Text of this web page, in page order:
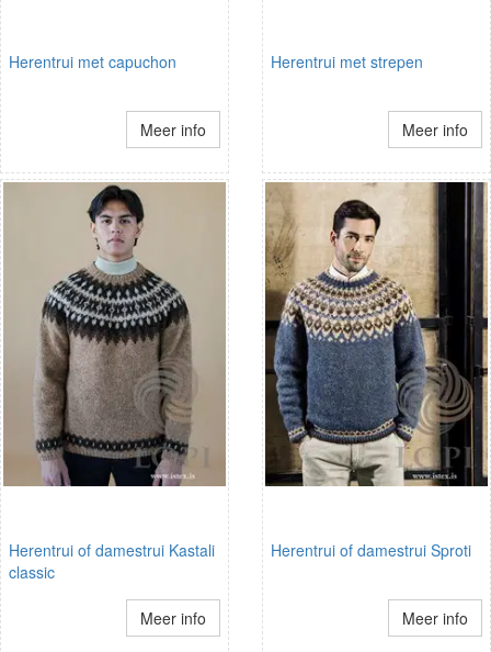
Herentrui met capuchon
Meer info
Herentrui met strepen
Meer info
Herentrui of damestrui Kastali
classic
Meer info
Herentrui of damestrui Sproti
Meer info